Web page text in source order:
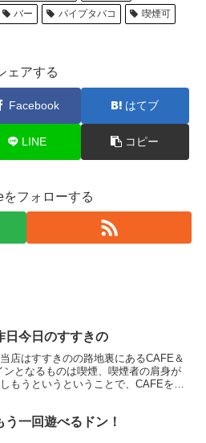
バー パイプタバコ
喫煙可
ェアする
Facebook はてブ
LINE コピー
をフォローする
日今日のすすきの
店はすすきのの路地裏にあるCAFE＆
となるものは喫煙、喫煙者の肩身が
もうというということで、CAFEを名
う一回遊べるドン！